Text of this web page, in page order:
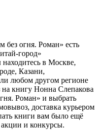
огня. Роман» есть
город»
в Москве,
Казани,
любом другом регионе
книгу Нонна Слепакова
Роман» и выбрать
доставка курьером
книги вам было ещё
и конкурсы.